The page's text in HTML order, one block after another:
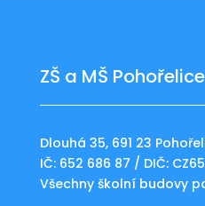
ZŠ a MŠ Pohořelice
Dlouhá 35, 691 23
IČ: 652 686 87 / DIČ:
Všechny školní budovy